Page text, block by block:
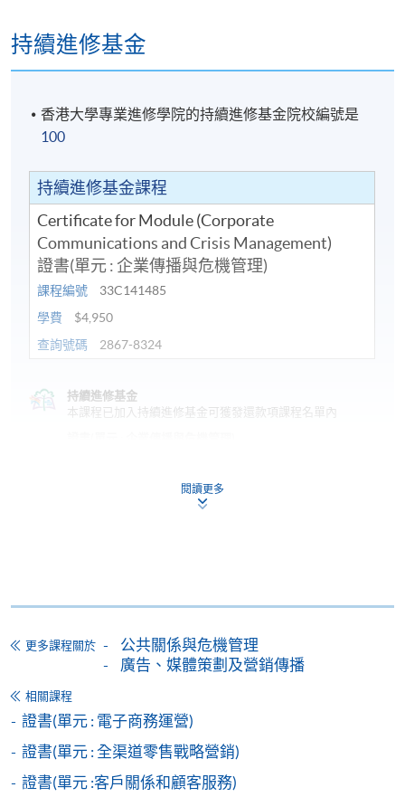
持續進修基金
香港大學專業進修學院的持續進修基金院校編號是
100
持續進修基金課程
Certificate for Module (Corporate
Communications and Crisis Management)
證書(單元 : 企業傳播與危機管理)
課程編號
33C141485
學費
$4,950
查詢號碼
2867-8324
持續進修基金
本課程已加入持續進修基金可獲發還款項課程名單內
申請
立即報名
申請表 下載申請表
報名辦法
網上報名服務
閱讀更多
更多課程關於
公共關係與危機管理
廣告、媒體策劃及營銷傳播
相關課程
證書(單元 : 電子商務運營)
證書(單元 : 全渠道零售戰略營銷)
證書(單元 :客戶關係和顧客服務)